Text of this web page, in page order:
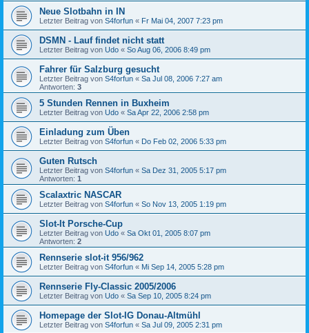
Neue Slotbahn in IN
Letzter Beitrag von S4forfun « Fr Mai 04, 2007 7:23 pm
DSMN - Lauf findet nicht statt
Letzter Beitrag von Udo « So Aug 06, 2006 8:49 pm
Fahrer für Salzburg gesucht
Letzter Beitrag von S4forfun « Sa Jul 08, 2006 7:27 am
Antworten: 3
5 Stunden Rennen in Buxheim
Letzter Beitrag von Udo « Sa Apr 22, 2006 2:58 pm
Einladung zum Üben
Letzter Beitrag von S4forfun « Do Feb 02, 2006 5:33 pm
Guten Rutsch
Letzter Beitrag von S4forfun « Sa Dez 31, 2005 5:17 pm
Antworten: 1
Scalaxtric NASCAR
Letzter Beitrag von S4forfun « So Nov 13, 2005 1:19 pm
Slot-It Porsche-Cup
Letzter Beitrag von Udo « Sa Okt 01, 2005 8:07 pm
Antworten: 2
Rennserie slot-it 956/962
Letzter Beitrag von S4forfun « Mi Sep 14, 2005 5:28 pm
Rennserie Fly-Classic 2005/2006
Letzter Beitrag von Udo « Sa Sep 10, 2005 8:24 pm
Homepage der Slot-IG Donau-Altmühl
Letzter Beitrag von S4forfun « Sa Jul 09, 2005 2:31 pm